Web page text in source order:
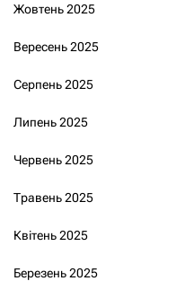
Жовтень 2025
Вересень 2025
Серпень 2025
Липень 2025
Червень 2025
Травень 2025
Квітень 2025
Березень 2025